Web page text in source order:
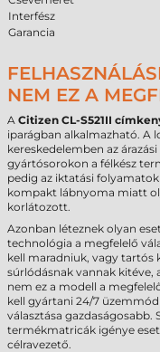
Interfész
Garancia
NEM EZ A
A Citizen CL-S521II
iparágban alkalmazható. A
kereskedelemben az
gyártósorokon a félkész
pedig az iktatási
kompakt lábnyoma miatt
korlátozott.
Azonban léteznek olyan
technológia a megfelelő
kell maradniuk, vagy tartós
súrlódásnak vannak kitéve,
nem ez a modell a
kell gyártani 24/7
választása
termékmatricák igénye
célravezető.